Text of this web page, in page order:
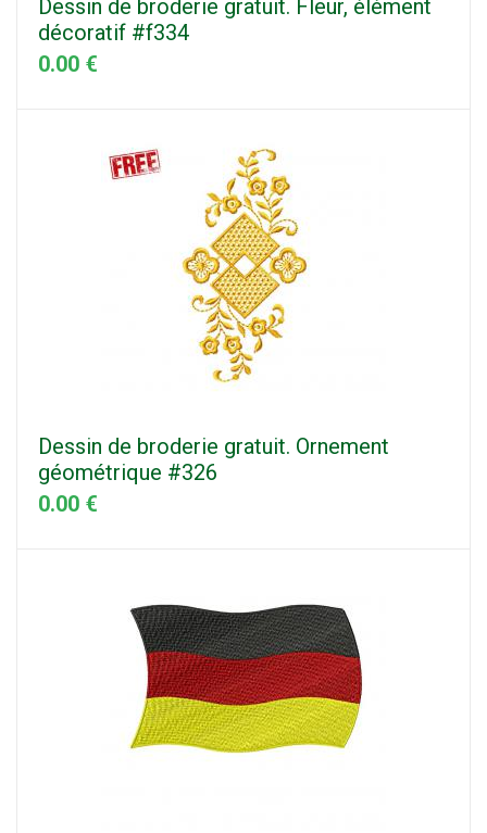
Dessin de broderie gratuit. Fleur, élément
décoratif #f334
0.00 €
Dessin de broderie gratuit. Ornement
géométrique #326
0.00 €